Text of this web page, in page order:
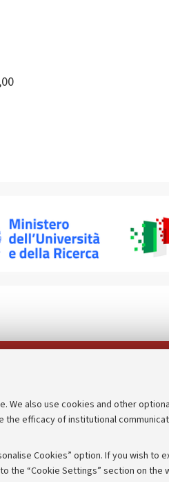
also use cookies and other
efficacy of institutional
Cookies” option. If you wish to
the “Cookie Settings” section on the
Transparent
Merchandising -